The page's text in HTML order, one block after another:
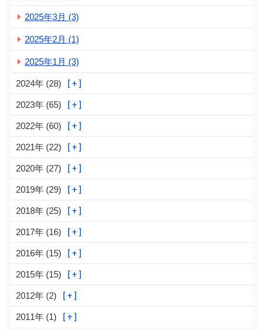
2025年3月 (3)
2025年2月 (1)
2025年1月 (3)
2024年 (28)
2023年 (65)
2022年 (60)
2021年 (22)
2020年 (27)
2019年 (29)
2018年 (25)
2017年 (16)
2016年 (15)
2015年 (15)
2012年 (2)
2011年 (1)